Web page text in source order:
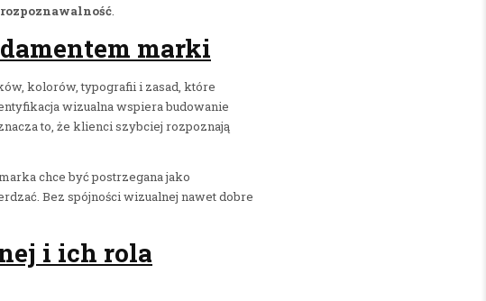
rozpoznawalność.
marki
kolorów, typografii i zasad, które
wizualna wspiera budowanie
to, że klienci szybciej rozpoznają
chce być postrzegana jako
Bez spójności wizualnej nawet dobre
i ich rola